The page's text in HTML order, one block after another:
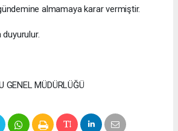
almamaya karar vermiştir.
duyurulur.
GENEL MÜDÜRLÜĞÜ